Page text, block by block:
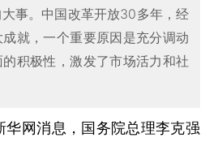
事。中国改革开放30多年，经
就，一个重要原因是充分调动
积极性，激发了市场活力和社
华网消息，国务院总理李克强